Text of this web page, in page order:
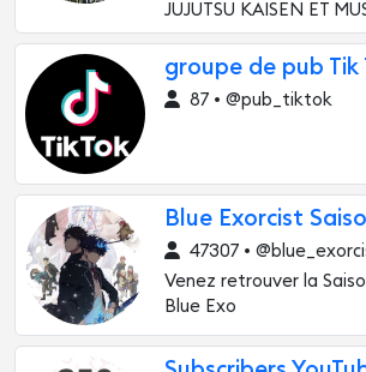
JUJUTSU KAISEN ET
groupe de pub Tik
87 • @pub_tiktok
Blue Exorcist
47307 •
Venez retrouver la
Blue Exo